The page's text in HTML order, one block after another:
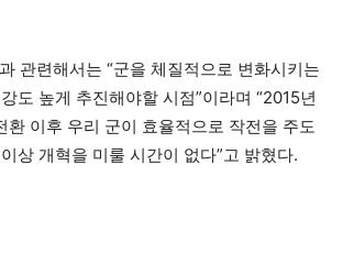
과 관련해서는 “군을 체질적으로 변화시키는
도 높게 추진해야할 시점”이라며 “2015년
환 이후 우리 군이 효율적으로 작전을 주도
상 개혁을 미룰 시간이 없다”고 밝혔다.